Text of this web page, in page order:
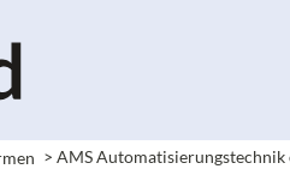
> AMS Automatisierungstechnik